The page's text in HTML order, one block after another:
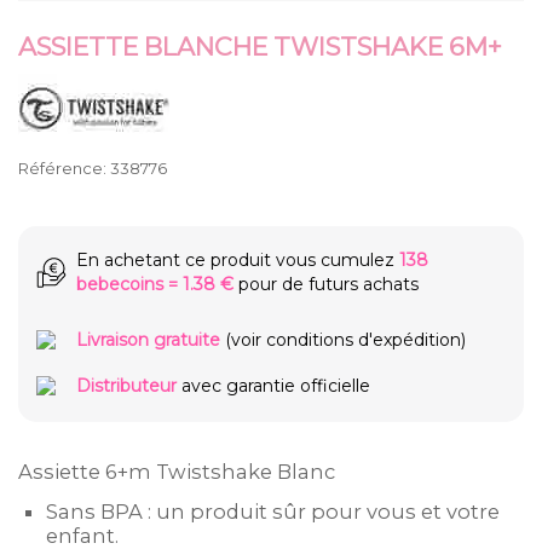
ASSIETTE BLANCHE TWISTSHAKE 6M+
Référence: 338776
En achetant ce produit vous cumulez 138
bebecoins= 1.38 € pour de futurs achats
Livraison gratuite (voir conditions d'expédition)
Distributeuravec garantie officielle
Assiette 6+m Twistshake Blanc
Sans BPA : un produit sûr pour vous et votre
enfant.